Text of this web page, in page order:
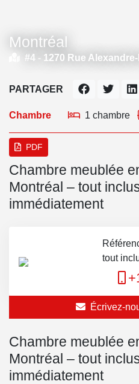
Montréal
#4 - 1270 Rue
Chambre 1 chambre
PARTAGER
PDF
Chambre meublée
Montréal – tout
immédiatement
tout
Écrivez-
Chambre meublée
Montréal – tout
immédiatement